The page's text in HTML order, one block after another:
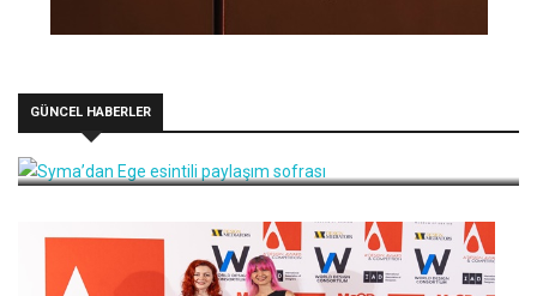
GÜNCEL HABERLER
Syma’dan Ege esintili paylaşım sofrası